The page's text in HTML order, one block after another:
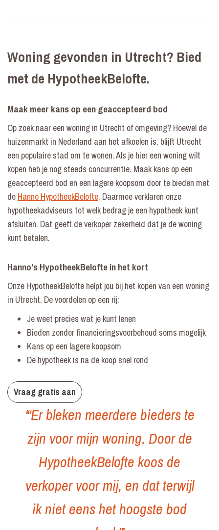
Woning gevonden in Utrecht? Bied
met de HypotheekBelofte.
Maak meer kans op een geaccepteerd bod
Op zoek naar een woning in Utrecht of omgeving? Hoewel de
huizenmarkt in Nederland aan het afkoelen is, blijft Utrecht
een populaire stad om te wonen. Als je hier een woning wilt
kopen heb je nog steeds concurrentie. Maak kans op een
geaccepteerd bod en een lagere koopsom door te bieden met
de Hanno HypotheekBelofte. Daarmee verklaren onze
hypotheekadviseurs tot welk bedrag je een hypotheek kunt
afsluiten. Dat geeft de verkoper zekerheid dat je de woning
kunt betalen.
Hanno's HypotheekBelofte in het kort
Onze HypotheekBelofte helpt jou bij het kopen van een woning
in Utrecht. De voordelen op een rij:
Je weet precies wat je kunt lenen
Bieden zonder financieringsvoorbehoud soms mogelijk
Kans op een lagere koopsom
De hypotheek is na de koop snel rond
Vraag gratis aan
‘“Er bleken meerdere bieders te
zijn voor mijn woning. Door de
HypotheekBelofte koos de
verkoper voor mij, en dat terwijl
ik niet eens het hoogste bod